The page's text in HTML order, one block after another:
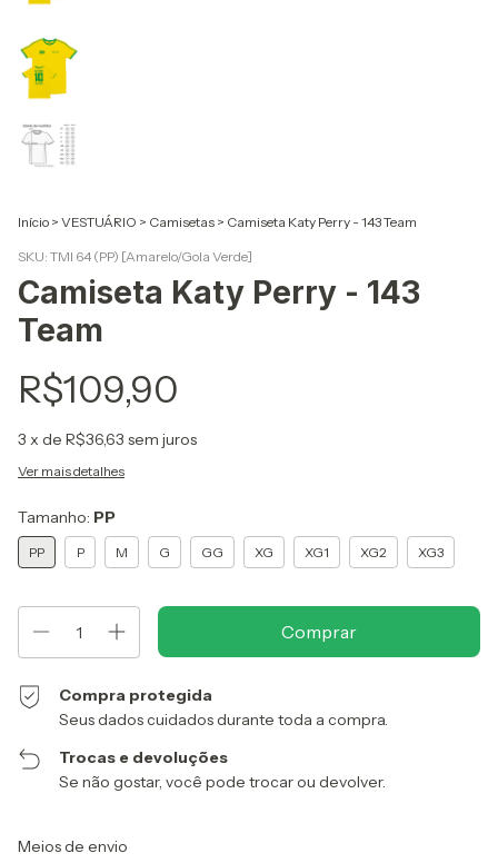
Início > VESTUÁRIO > Camisetas > Camiseta Katy Perry - 143 Team
SKU: TMI 64 (PP) [Amarelo/Gola Verde]
Camiseta Katy Perry - 143
Team
R$109,90
3 x de R$36,63 sem juros
Ver mais detalhes
Tamanho: PP
PP P M G GG XG XG1 XG2 XG3
Compra protegida
Seus dados cuidados durante toda a compra.
Trocas e devoluções
Se não gostar, você pode trocar ou devolver.
Entregas para o CEP:
Meios de envio